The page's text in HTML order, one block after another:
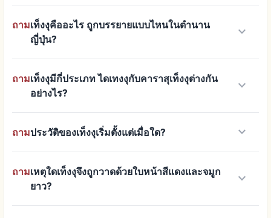
ถามเท็งงุคืออะไร ถูกบรรยายแบบไหนในตำนาน
ญี่ปุ่น?
keyboard_arrow_down
ถามเท็งงุมีกี่ประเภท ไดเทงงุกับคาราสุเท็งงุต่างกัน
อย่างไร?
keyboard_arrow_down
ถามประวัติของเท็งงุเริ่มตั้งแต่เมื่อใด? keyboard_arrow_down
ถามเหตุใดเท็งงุจึงถูกวาดด้วยใบหน้าสีแดงและจมูก
ยาว?
keyboard_arrow_down